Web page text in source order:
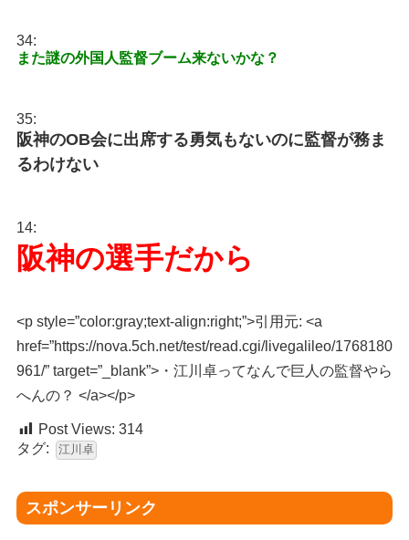
34:
また謎の外国人監督ブーム来ないかな？
35:
阪神のOB会に出席する勇気もないのに監督が務ま
るわけない
14:
阪神の選手だから
<p style=”color:gray;text-align:right;”>引用元: <a
href=”https://nova.5ch.net/test/read.cgi/livegalileo/1768180
961/” target=”_blank”>・江川卓ってなんで巨人の監督やら
へんの？ </a></p>
Post Views: 314
タグ:
江川卓
スポンサーリンク